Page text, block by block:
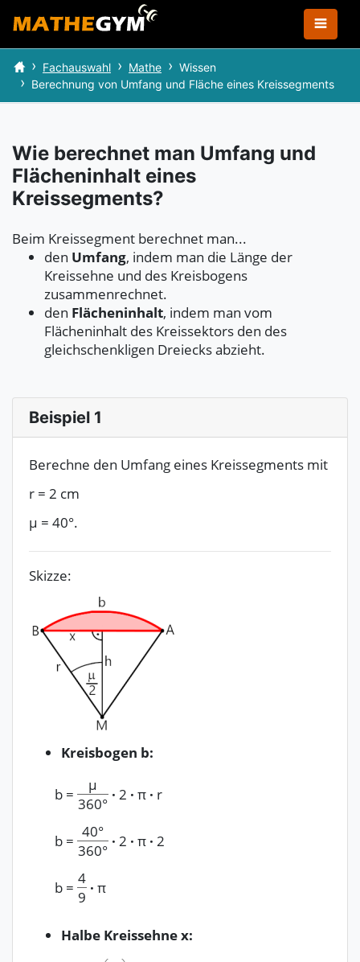
Fachauswahl Mathe
Wissen
Berechnung von Umfang und Fläche eines Kreissegments
Wie berechnet man Umfang und
Flächeninhalt eines
Kreissegments?
Beim Kreissegment berechnet man...
den Umfang, indem man die Länge der
Kreissehne und des Kreisbogens
zusammenrechnet.
den Flächeninhalt, indem man vom
Flächeninhalt des Kreissektors den des
gleichschenkligen Dreiecks abzieht.
Beispiel 1
Berechne den Umfang eines Kreissegments mit
r = 2 cm
μ = 40°.
Skizze:
Kreisbogen b:
b =
μ
360°
· 2 · π · r
b =
40°
360°
· 2 · π · 2
b =
4
9
· π
Halbe Kreissehne x: